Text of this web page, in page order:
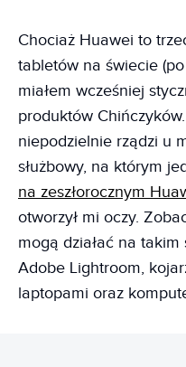
Chociaż Huawei to
tabletów na świecie
miałem wcześniej
produktów
niepodzielnie rządzi u
służbowy, na którym
na zeszłorocznym
otworzył mi oczy.
mogą działać na
Adobe Lightroom,
laptopami oraz